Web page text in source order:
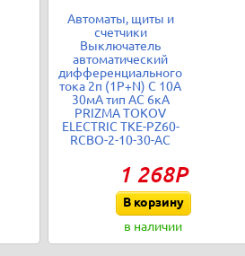
Автоматы, щиты и
счетчики
Выключатель
автоматический
дифференциального
тока 2п (1P+N) C 10А
30мА тип AC 6кА
PRIZMA TOKOV
ELECTRIC TKE-PZ60-
RCBO-2-10-30-AC
1 268Р
В корзину
в наличии